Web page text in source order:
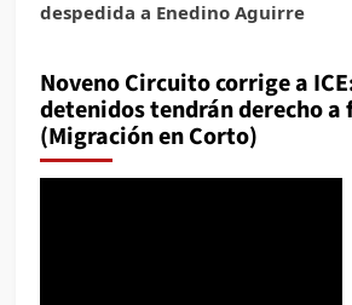
despedida a Enedino Aguirre
Noveno Circuito corrige a
detenidos tendrán derecho a
(Migración en Corto)